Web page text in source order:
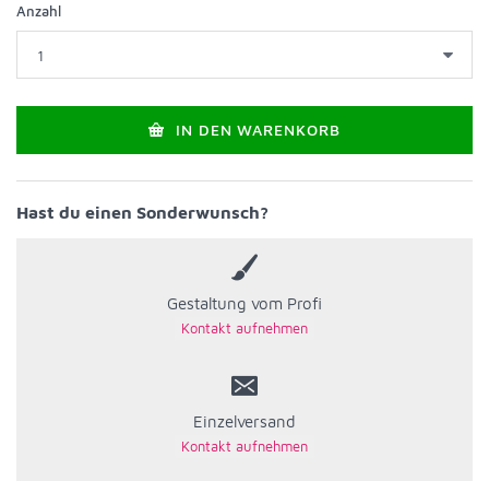
Anzahl
IN DEN WARENKORB
Hast du einen Sonderwunsch?
Gestaltung vom Profi
Einzelversand